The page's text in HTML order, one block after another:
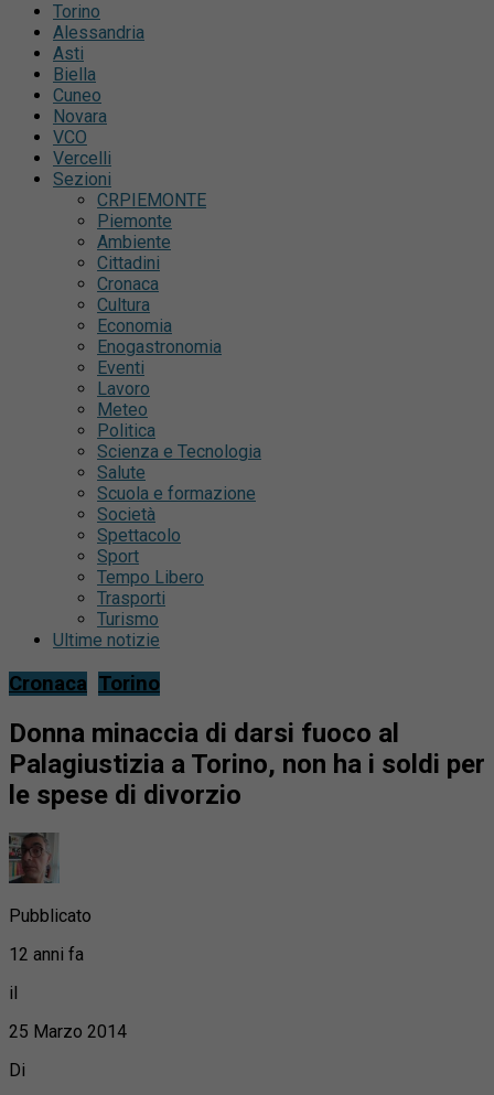
Torino
Alessandria
Asti
Biella
Cuneo
Novara
VCO
Vercelli
Sezioni
CRPIEMONTE
Piemonte
Ambiente
Cittadini
Cronaca
Cultura
Economia
Enogastronomia
Eventi
Lavoro
Meteo
Politica
Scienza e Tecnologia
Salute
Scuola e formazione
Società
Spettacolo
Sport
Tempo Libero
Trasporti
Turismo
Ultime notizie
Cronaca Torino
Donna minaccia di darsi fuoco al
Palagiustizia a Torino, non ha i soldi per
le spese di divorzio
Pubblicato
12 anni fa
il
25 Marzo 2014
Di